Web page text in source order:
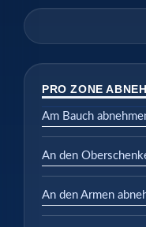
PRO ZONE
Am Bauch
An den
An den Armen